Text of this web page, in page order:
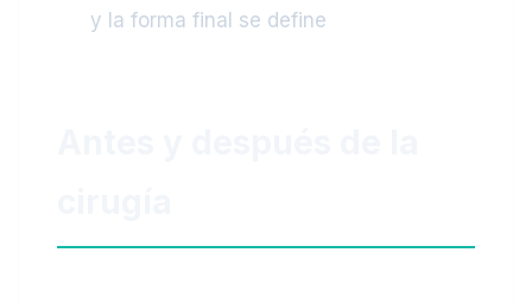
y la forma final se define